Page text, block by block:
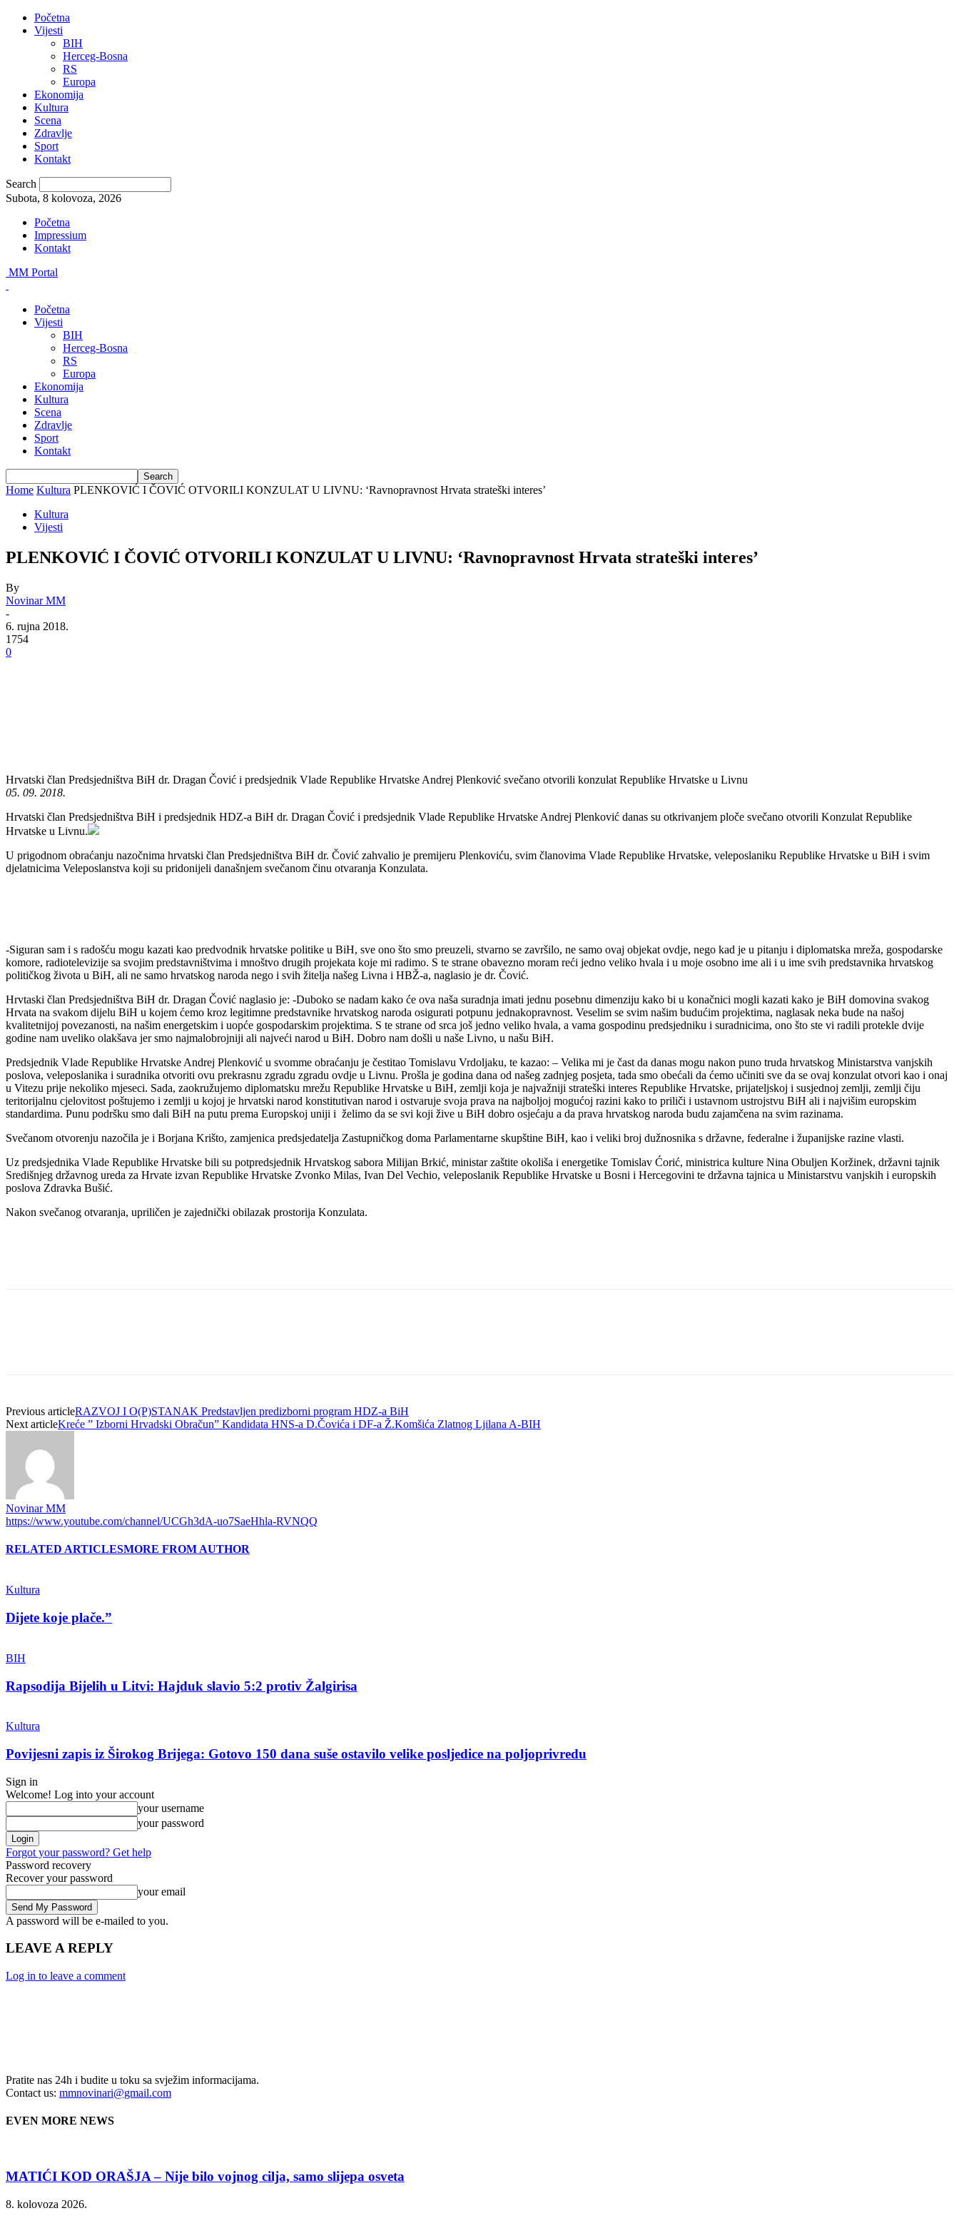
Početna
Vijesti
BIH
Herceg-Bosna
RS
Europa
Ekonomija
Kultura
Scena
Zdravlje
Sport
Kontakt
Search
Subota, 8 kolovoza, 2026
Početna
Impressium
Kontakt
MM Portal
Početna
Vijesti
BIH
Herceg-Bosna
RS
Europa
Ekonomija
Kultura
Scena
Zdravlje
Sport
Kontakt
Home Kultura PLENKOVIĆ I ČOVIĆ OTVORILI KONZULAT U LIVNU: ‘Ravnopravnost Hrvata strateški interes’
Kultura
Vijesti
PLENKOVIĆ I ČOVIĆ OTVORILI KONZULAT U LIVNU: ‘Ravnopravnost Hrvata strateški interes’
By
Novinar MM
-
6. rujna 2018.
1754
0
Hrvatski član Predsjedništva BiH dr. Dragan Čović i predsjednik Vlade Republike Hrvatske Andrej Plenković svečano otvorili konzulat Republike Hrvatske u Livnu
05. 09. 2018.
Hrvatski član Predsjedništva BiH i predsjednik HDZ-a BiH dr. Dragan Čović i predsjednik Vlade Republike Hrvatske Andrej Plenković danas su otkrivanjem ploče svečano otvorili Konzulat Republike
Hrvatske u Livnu.
U prigodnom obraćanju nazočnima hrvatski član Predsjedništva BiH dr. Čović zahvalio je premijeru Plenkoviću, svim članovima Vlade Republike Hrvatske, veleposlaniku Republike Hrvatske u BiH i svim
djelatnicima Veleposlanstva koji su pridonijeli današnjem svečanom činu otvaranja Konzulata.
-Siguran sam i s radošću mogu kazati kao predvodnik hrvatske politike u BiH, sve ono što smo preuzeli, stvarno se završilo, ne samo ovaj objekat ovdje, nego kad je u pitanju i diplomatska mreža, gospodarske
komore, radiotelevizije sa svojim predstavništvima i mnoštvo drugih projekata koje mi radimo. S te strane obavezno moram reći jedno veliko hvala i u moje osobno ime ali i u ime svih predstavnika hrvatskog
političkog života u BiH, ali ne samo hrvatskog naroda nego i svih žitelja našeg Livna i HBŽ-a, naglasio je dr. Čović.
Hrvtaski član Predsjedništva BiH dr. Dragan Čović naglasio je: -Duboko se nadam kako će ova naša suradnja imati jednu posebnu dimenziju kako bi u konačnici mogli kazati kako je BiH domovina svakog
Hrvata na svakom dijelu BiH u kojem ćemo kroz legitimne predstavnike hrvatskog naroda osigurati potpunu jednakopravnost. Veselim se svim našim budućim projektima, naglasak neka bude na našoj
kvalitetnijoj povezanosti, na našim energetskim i uopće gospodarskim projektima. S te strane od srca još jedno veliko hvala, a vama gospodinu predsjedniku i suradnicima, ono što ste vi radili protekle dvije
godine nam uveliko olakšava jer smo najmalobrojniji ali najveći narod u BiH. Dobro nam došli u naše Livno, u našu BiH.
Predsjednik Vlade Republike Hrvatske Andrej Plenković u svomme obraćanju je čestitao Tomislavu Vrdoljaku, te kazao: – Velika mi je čast da danas mogu nakon puno truda hrvatskog Ministarstva vanjskih
poslova, veleposlanika i suradnika otvoriti ovu prekrasnu zgradu zgradu ovdje u Livnu. Prošla je godina dana od našeg zadnjeg posjeta, tada smo obećali da ćemo učiniti sve da se ovaj konzulat otvori kao i onaj
u Vitezu prije nekoliko mjeseci. Sada, zaokružujemo diplomatsku mrežu Republike Hrvatske u BiH, zemlji koja je najvažniji strateški interes Republike Hrvatske, prijateljskoj i susjednoj zemlji, zemlji čiju
teritorijalnu cjelovitost poštujemo i zemlji u kojoj je hrvatski narod konstitutivan narod i ostvaruje svoja prava na najboljoj mogućoj razini kako to priliči i ustavnom ustrojstvu BiH ali i najvišim europskim
standardima. Punu podršku smo dali BiH na putu prema Europskoj uniji i želimo da se svi koji žive u BiH dobro osjećaju a da prava hrvatskog naroda budu zajamčena na svim razinama.
Svečanom otvorenju nazočila je i Borjana Krišto, zamjenica predsjedatelja Zastupničkog doma Parlamentarne skupštine BiH, kao i veliki broj dužnosnika s državne, federalne i županijske razine vlasti.
Uz predsjednika Vlade Republike Hrvatske bili su potpredsjednik Hrvatskog sabora Milijan Brkić, ministar zaštite okoliša i energetike Tomislav Ćorić, ministrica kulture Nina Obuljen Koržinek, državni tajnik
Središnjeg državnog ureda za Hrvate izvan Republike Hrvatske Zvonko Milas, Ivan Del Vechio, veleposlanik Republike Hrvatske u Bosni i Hercegovini te državna tajnica u Ministarstvu vanjskih i europskih
poslova Zdravka Bušić.
Nakon svečanog otvaranja, upriličen je zajednički obilazak prostorija Konzulata.
Previous articleRAZVOJ I O(P)STANAK Predstavljen predizborni program HDZ-a BiH
Next articleKreće ” Izborni Hrvadski Obračun” Kandidata HNS-a D.Čovića i DF-a Ž.Komšića Zlatnog Ljilana A-BIH
Novinar MM
https://www.youtube.com/channel/UCGh3dA-uo7SaeHhla-RVNQQ
RELATED ARTICLESMORE FROM AUTHOR
Kultura
Dijete koje plače.”
BIH
Rapsodija Bijelih u Litvi: Hajduk slavio 5:2 protiv Žalgirisa
Kultura
Povijesni zapis iz Širokog Brijega: Gotovo 150 dana suše ostavilo velike posljedice na poljoprivredu
Sign in
Welcome! Log into your account
your username
your password
Forgot your password? Get help
Password recovery
Recover your password
your email
A password will be e-mailed to you.
LEAVE A REPLY
Log in to leave a comment
Pratite nas 24h i budite u toku sa svježim informacijama.
Contact us: mmnovinari@gmail.com
EVEN MORE NEWS
MATIĆI KOD ORAŠJA – Nije bilo vojnog cilja, samo slijepa osveta
8. kolovoza 2026.